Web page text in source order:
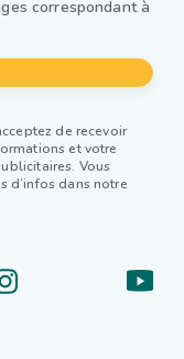
correspondant à
de recevoir
et votre
Vous
d’infos dans notre